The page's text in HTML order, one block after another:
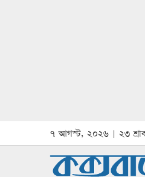
৭ আগস্ট, ২০২৬ | ২৩